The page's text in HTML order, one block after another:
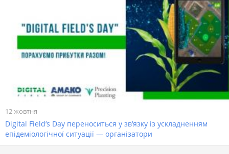
12 жовтня
Digital Field’s Day переноситься у зв’язку із ускладненням
епідеміологічної ситуації — організатори